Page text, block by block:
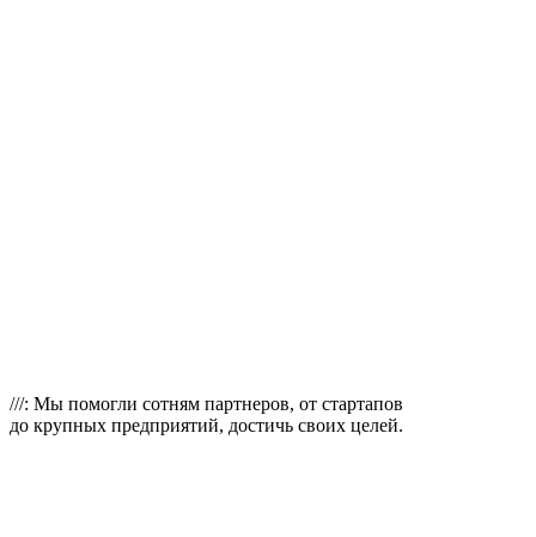
///: Мы помогли сотням партнеров, от стартапов
до крупных предприятий, достичь своих целей.